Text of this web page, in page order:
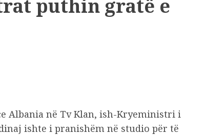
puthin gratë e
Albania në Tv Klan, ish-Kryeministri i
ishte i pranishëm në studio për të